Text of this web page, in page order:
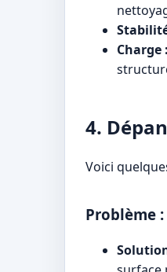
Charge :
4.
Voici
Problème